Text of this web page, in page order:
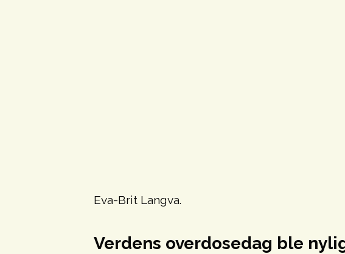
Eva-Brit Langva.
Verdens overdosedag ble